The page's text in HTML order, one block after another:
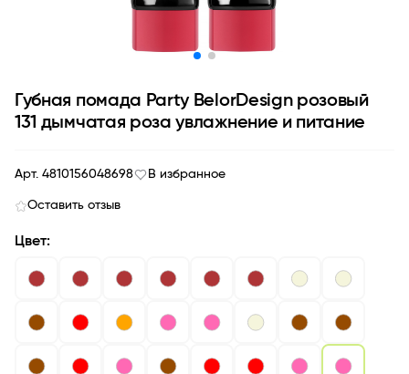
Губная помада Party BelorDesign розовый
131 дымчатая роза увлажнение и питание
Арт. 4810156048698 В избранное
Оставить отзыв
Цвет: